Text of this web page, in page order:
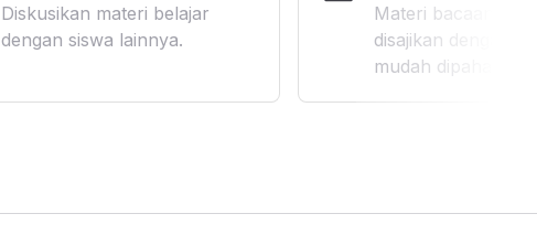
Diskusikan materi belajar
dengan siswa lainnya.
Materi bacaan
disajikan dengan
mudah dipahami.